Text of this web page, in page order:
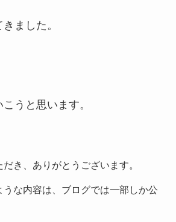
ました。
うと思います。
き、ありがとうございます。
うな内容は、ブログでは一部しか公